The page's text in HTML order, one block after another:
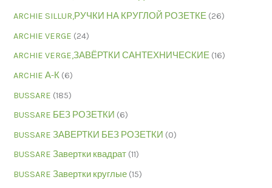
ARCHIE SILLUR,РУЧКИ НА КРУГЛОЙ РОЗЕТКЕ (26)
ARCHIE VERGE (24)
ARCHIE VERGE,ЗАВЁРТКИ САНТЕХНИЧЕСКИЕ (16)
ARCHIE А-К (6)
BUSSARE (185)
BUSSARE БЕЗ РОЗЕТКИ (6)
BUSSARE ЗАВЕРТКИ БЕЗ РОЗЕТКИ (0)
BUSSARE Завертки квадрат (11)
BUSSARE Завертки круглые (15)